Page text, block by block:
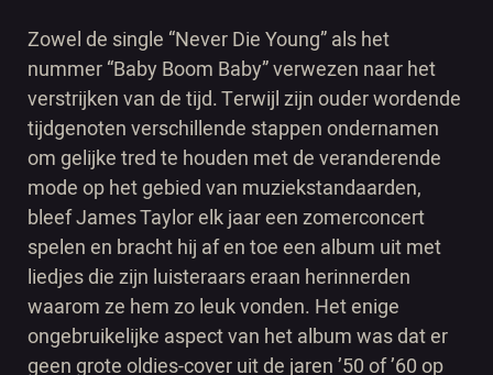
Zowel de single “Never Die Young” als het
nummer “Baby Boom Baby” verwezen naar het
verstrijken van de tijd. Terwijl zijn ouder wordende
tijdgenoten verschillende stappen ondernamen
om gelijke tred te houden met de veranderende
mode op het gebied van muziekstandaarden,
bleef James Taylor elk jaar een zomerconcert
spelen en bracht hij af en toe een album uit met
liedjes die zijn luisteraars eraan herinnerden
waarom ze hem zo leuk vonden. Het enige
ongebruikelijke aspect van het album was dat er
geen grote oldies-cover uit de jaren ’50 of ’60 op